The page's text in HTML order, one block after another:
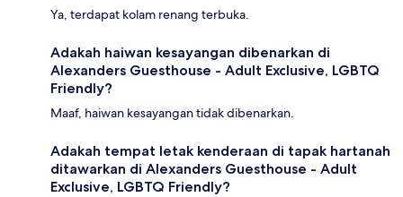
Ya, terdapat kolam renang terbuka.
Adakah haiwan kesayangan dibenarkan di
Alexanders Guesthouse - Adult Exclusive, LGBTQ
Friendly?
Maaf, haiwan kesayangan tidak dibenarkan.
Adakah tempat letak kenderaan di tapak hartanah
ditawarkan di Alexanders Guesthouse - Adult
Exclusive, LGBTQ Friendly?